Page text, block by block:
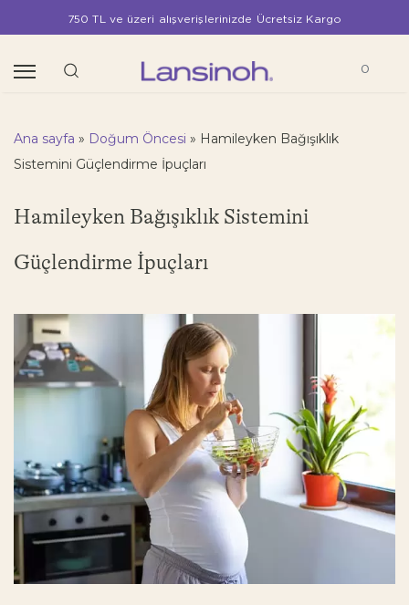
750 TL ve üzeri alışverişlerinizde Ücretsiz Kargo
0
Ana sayfa » Doğum Öncesi » Hamileyken Bağışıklık
Sistemini Güçlendirme İpuçları
Hamileyken Bağışıklık Sistemini
Güçlendirme İpuçları